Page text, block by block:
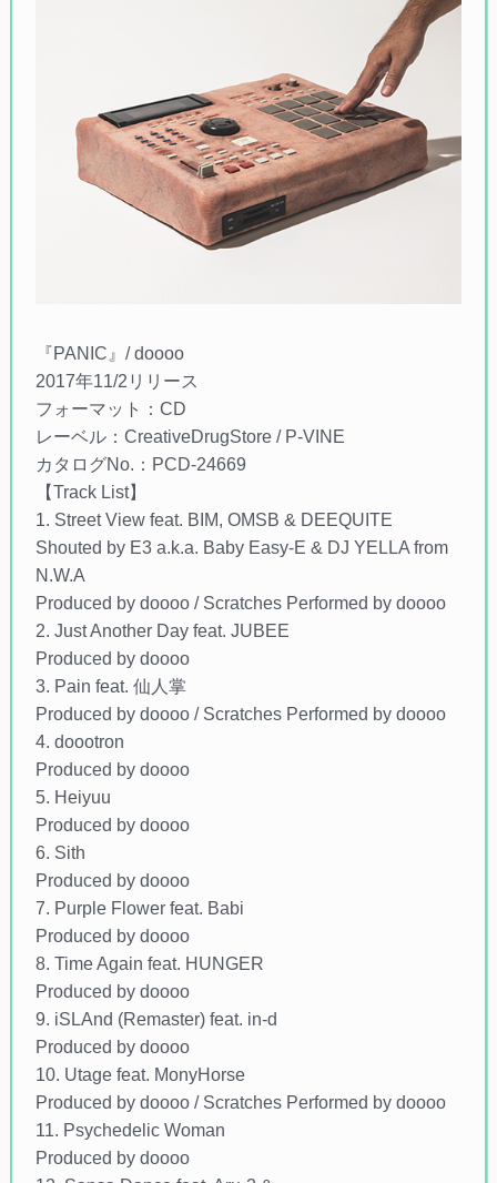
『PANIC』/ doooo
2017年11/2リリース
フォーマット：CD
レーベル：CreativeDrugStore / P-VINE
カタログNo.：PCD-24669
【Track List】
1. Street View feat. BIM, OMSB & DEEQUITE
Shouted by E3 a.k.a. Baby Easy-E & DJ YELLA from
N.W.A
Produced by doooo / Scratches Performed by doooo
2. Just Another Day feat. JUBEE
Produced by doooo
3. Pain feat. 仙人掌
Produced by doooo / Scratches Performed by doooo
4. doootron
Produced by doooo
5. Heiyuu
Produced by doooo
6. Sith
Produced by doooo
7. Purple Flower feat. Babi
Produced by doooo
8. Time Again feat. HUNGER
Produced by doooo
9. iSLAnd (Remaster) feat. in-d
Produced by doooo
10. Utage feat. MonyHorse
Produced by doooo / Scratches Performed by doooo
11. Psychedelic Woman
Produced by doooo